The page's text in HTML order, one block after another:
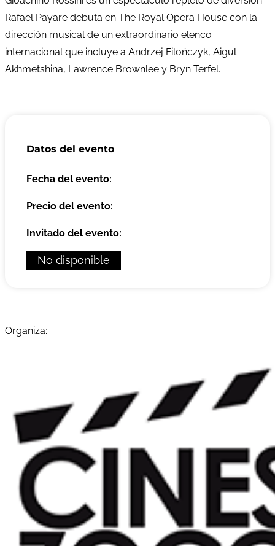
Rafael Payare debuta en The Royal Opera House con la
dirección musical de un extraordinario elenco
internacional que incluye a Andrzej Filończyk, Aigul
Akhmetshina, Lawrence Brownlee y Bryn Terfel.
Datos del evento
Fecha del evento:
Precio del evento:
Invitado del evento:
No disponible
Organiza: